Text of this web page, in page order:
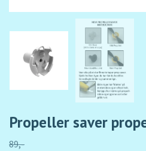
Propeller saver
89,-